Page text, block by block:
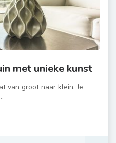
met unieke kunst
van groot naar klein. Je